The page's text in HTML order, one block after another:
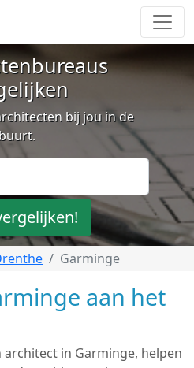
bij jou in de
buurt.
Garminge
aan het
in Garminge, helpen